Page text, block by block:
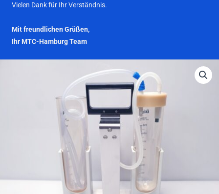
Vielen Dank für Ihr Verständnis.
Mit freundlichen Grüßen,
Ihr MTC-Hamburg Team